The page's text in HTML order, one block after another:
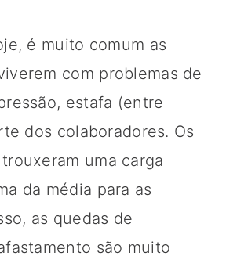
é muito comum as
com problemas de
estafa (entre
dos colaboradores. Os
uma carga
da média para as
as quedas de
são muito